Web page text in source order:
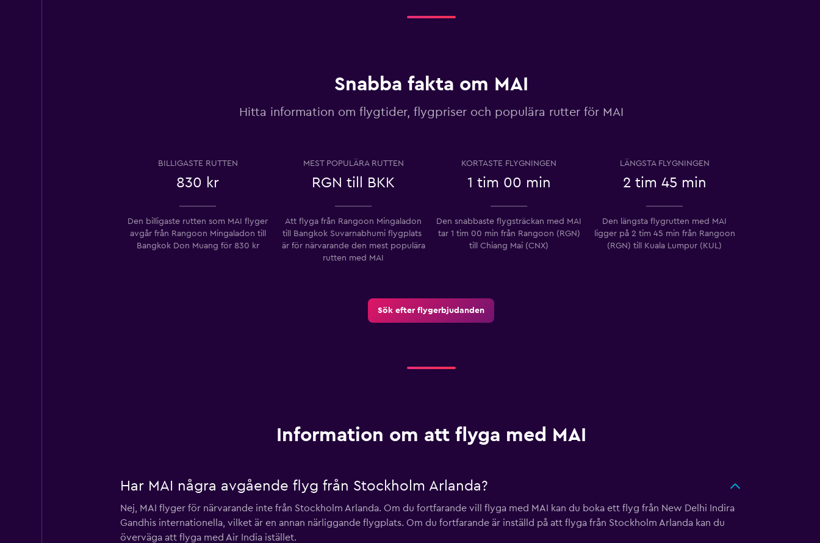
Snabba fakta om MAI
Hitta information om flygtider, flygpriser och populära rutter för MAI
BILLIGASTE RUTTEN
830 kr
MEST POPULÄRA RUTTEN
RGN till BKK
KORTASTE FLYGNINGEN
1 tim 00 min
LÄNGSTA FLYGNINGEN
2 tim 45 min
Den billigaste rutten som MAI flyger
avgår från Rangoon Mingaladon till
Bangkok Don Muang ​​för 830 kr
Att flyga från Rangoon Mingaladon
till Bangkok Suvarnabhumi flygplats ​​
är för närvarande den mest populära
rutten med MAI
Den snabbaste flygsträckan med MAI
tar 1 tim 00 min från Rangoon (RGN)
till Chiang Mai (CNX)
Den längsta flygrutten med MAI
ligger på 2 tim 45 min från Rangoon
(RGN) till Kuala Lumpur (KUL)
Sök efter flygerbjudanden
Information om att flyga med MAI
Har MAI några avgående flyg från Stockholm Arlanda?
Nej, MAI flyger för närvarande inte från Stockholm Arlanda. Om du fortfarande vill flyga med MAI kan du boka ett flyg från New Delhi Indira
Gandhis internationella, vilket är en annan närliggande flygplats. Om du fortfarande är inställd på att flyga från Stockholm Arlanda kan du
överväga att flyga med Air India istället.